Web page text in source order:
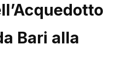
Bari alla